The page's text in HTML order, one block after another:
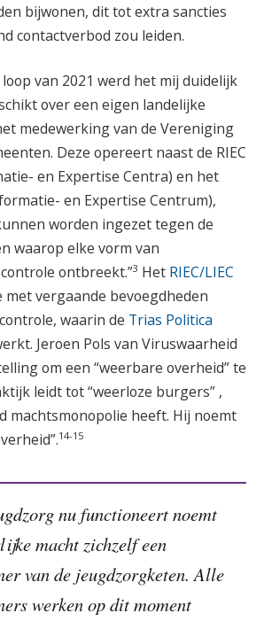
bijwonen, dit tot extra sancties
contactverbod zou leiden.
loop van 2021 werd het mij duidelijk
over een eigen landelijke
medewerking van de Vereniging
Deze opereert naast de RIEC
en Expertise Centra) en het
en Expertise Centrum),
worden ingezet tegen de
waarop elke vorm van
ontbreekt.”3 Het RIEC/LIEC
met vergaande bevoegdheden
waarin de Trias Politica
Jeroen Pols van Viruswaarheid
om een “weerbare overheid” te
leidt tot “weerloze burgers” ,
machtsmonopolie heeft. Hij noemt
14-15
nu functioneert noemt
macht zichzelf een
van de jeugdzorgketen. Alle
werken op dit moment